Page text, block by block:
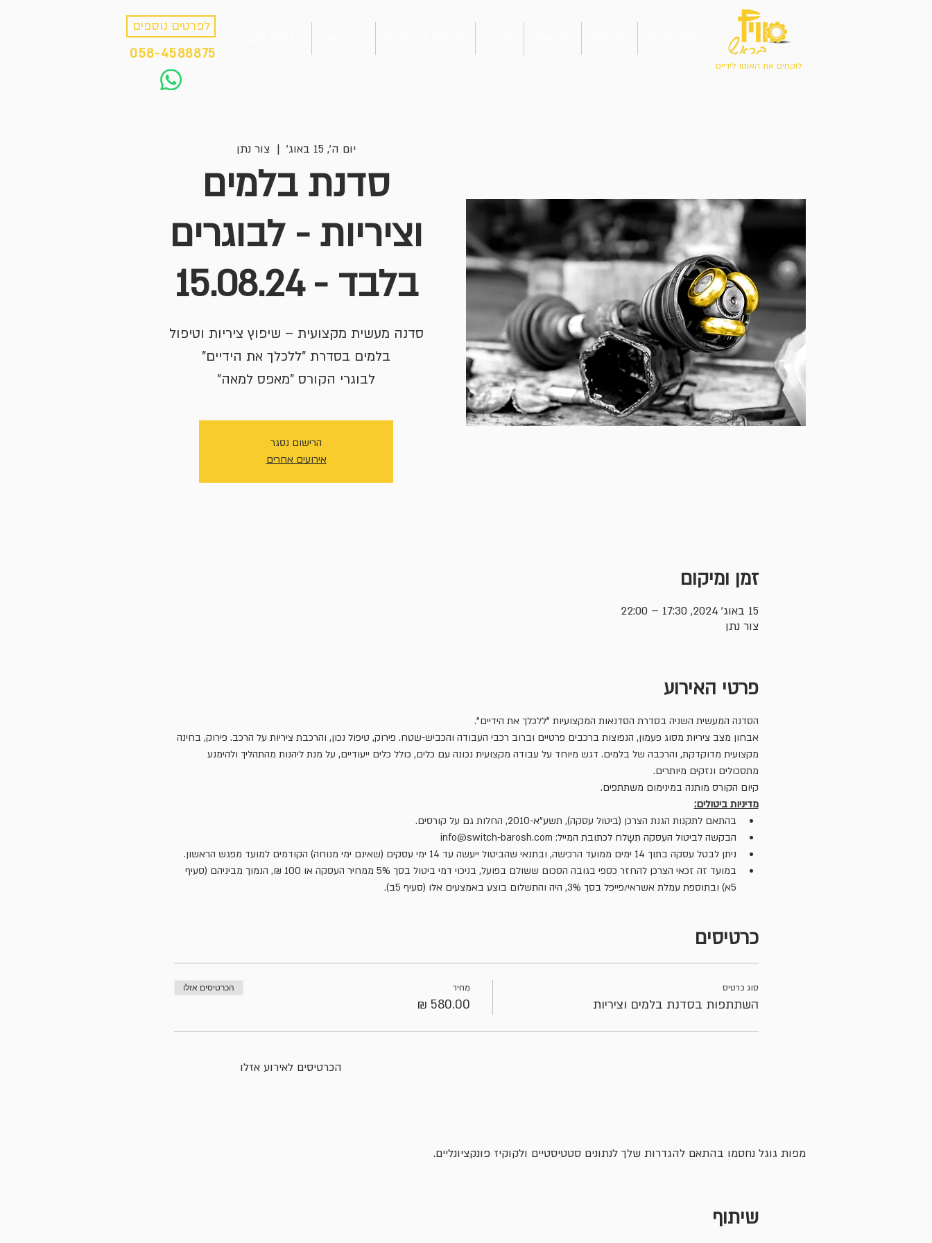
לוקחים את האוטו לידיים
לפרטים נוספים
058-4588875
יום ה׳, 15 באוג׳
  |
צור נתן
סדנת בלמים
וציריות - לבוגרים
בלבד - 15.08.24
סדנה מעשית מקצועית – שיפוץ ציריות וטיפול
לבוגרי הקורס "מאפס למאה"
הרישום נסגר
אירועים אחרים
זמן ומיקום
15 באוג׳ 2024, 17:30 – 22:00
צור נתן
פרטי האירוע
הסדנה המעשית השניה בסדרת הסדנאות המקצועיות "ללכלך את הידיים".
אבחון מצב ציריות מסוג פעמון, הנפוצות ברכבים פרטיים וברוב רכבי העבודה והכביש-שטח. פירוק, טיפול נכון, והרכבת ציריות על הרכב. פירוק, בחינה
מקצועית מדוקדקת, והרכבה של בלמים. דגש מיוחד על עבודה מקצועית נכונה עם כלים, כולל כלים ייעודיים, על מנת ליהנות מהתהליך ולהימנע
מתסכולים ונזקים מיותרים.
קיום הקורס מותנה במינימום משתתפים.
מדיניות ביטולים:
בהתאם לתקנות הגנת הצרכן (ביטול עסקה), תשע”א-2010, החלות גם על קורסים.
הבקשה לביטול העִסקה תִשָלח לכתובת המייל: info@switch-barosh.com
ניתן לבטל עסקה בתוך 14 ימים ממועד הרכישה, ובתנאי שהביטול ייעשה עד 14 ימי עסקים (שאינם ימי מנוחה) הקודמים למועד מפגש הראשון.
במועד זה זכאי הצרכן להחזר כספי בגובה הסכום ששולם בפועל, בניכוי דמי ביטול בסך 5% ממחיר העסקה או 100 ₪, הנמוך מביניהם (סעיף
5א) ובתוספת עמלת אשראי/פייפל בסך 3%, היה והתשלום בוצע באמצעים אלו (סעיף 5ב).
כרטיסים
סוג כרטיס
השתתפות בסדנת בלמים וציריות
מחיר הכרטיסים אזלו
הכרטיסים לאירוע אזלו
מפות גוגל נחסמו בהתאם להגדרות שלך לנתונים סטטיסטיים ולקוקיז פונקציונליים.
שיתוף